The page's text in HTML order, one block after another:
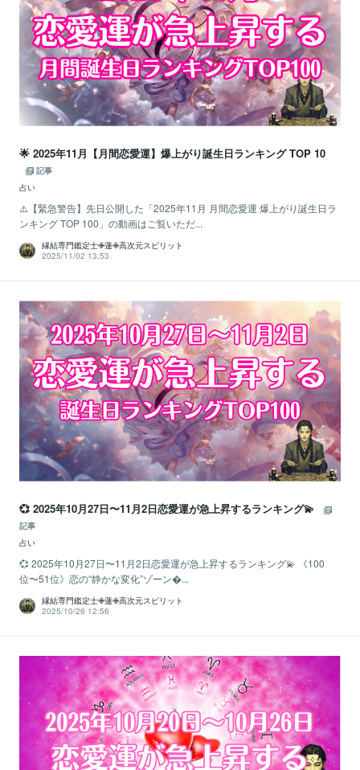
🌟 2025年11月【月間恋愛運】爆上がり誕生日ランキング TOP 10
記事
占い
⚠️【緊急警告】先日公開した「2025年11月 月間恋愛運 爆上がり誕生日ラ
ンキング TOP 100」の動画はご覧いただ...
縁結専門鑑定士✙蓮✙高次元スピリット
2025/11/02 13:53
💞 2025年10月27日〜11月2日恋愛運が急上昇するランキング💫
記事
占い
💞 2025年10月27日〜11月2日恋愛運が急上昇するランキング💫 《100
位〜51位》恋の“静かな変化”ゾーン...
縁結専門鑑定士✙蓮✙高次元スピリット
2025/10/26 12:56